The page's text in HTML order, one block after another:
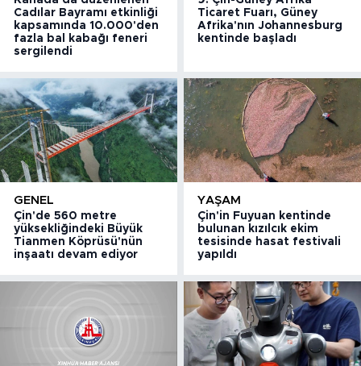
Cadılar Bayramı etkinliği
kapsamında 10.000'den
fazla bal kabağı feneri
sergilendi
Ticaret Fuarı, Güney
Afrika'nın Johannesburg
kentinde başladı
GENEL
Çin'de 560 metre
yüksekliğindeki Büyük
Tianmen Köprüsü'nün
inşaatı devam ediyor
YAŞAM
Çin'in Fuyuan kentinde
bulunan kızılcık ekim
tesisinde hasat festivali
yapıldı